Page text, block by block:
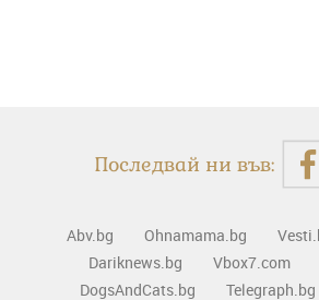
Последвай ни във:
Abv.bg Ohnamama.bg
Dariknews.bg
Vbox7.com
DogsAndCats.bg
Telegraph.bg